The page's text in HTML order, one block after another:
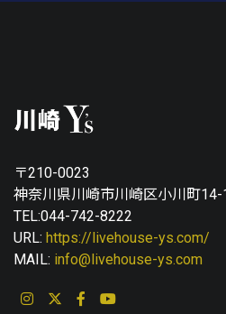
〒210-0023
神奈川県川崎市川崎区小川町
TEL:044-742-8222
URL: https://livehouse-ys.com/
MAIL: info@livehouse-ys.com